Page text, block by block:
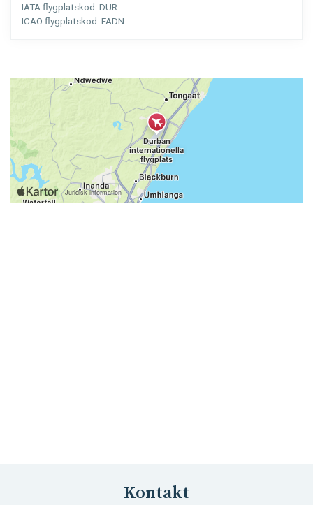
IATA flygplatskod:DUR
ICAO flygplatskod:FADN
Kontakt